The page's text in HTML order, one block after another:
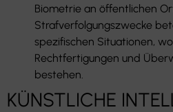
Biometrie an öffentlichen
Strafverfolgungszwecke
spezifischen Situationen,
Rechtfertigungen und
bestehen.
KÜNSTLICHE